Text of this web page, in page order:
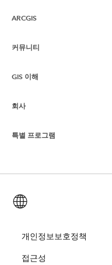
ARCGIS
ArcGIS Overview
매핑
커뮤니티
Esri 커뮤니티
ArcGIS Blog
사용자 리서치 및 테스트
Esri Young Professionals Network
이벤트
GIS 이해
GIS란?
로케이션 인텔리전스
교육
ArcUser
ArcNews
회사
Esri 정보
채용
오픈 비전
특별 프로그램
ArcGIS for Student Use
개인정보보호정책
접근성